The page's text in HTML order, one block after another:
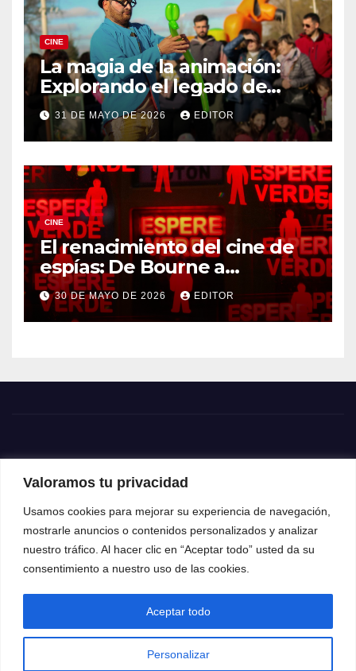
Valoramos tu privacidad
Usamos cookies para mejorar su experiencia de navegación,
mostrarle anuncios o contenidos personalizados y analizar
nuestro tráfico. Al hacer clic en “Aceptar todo” usted da su
consentimiento a nuestro uso de las cookies.
Personalizar
Aceptar todo
CINE
La magia de la animación:
Explorando el legado de
DreamWorks
31 DE MAYO DE 2026 EDITOR
CINE
El renacimiento del cine de
espías: De Bourne a
Treadstone
30 DE MAYO DE 2026 EDITOR
Funciona gracias a WordPress|Tema: News Way por